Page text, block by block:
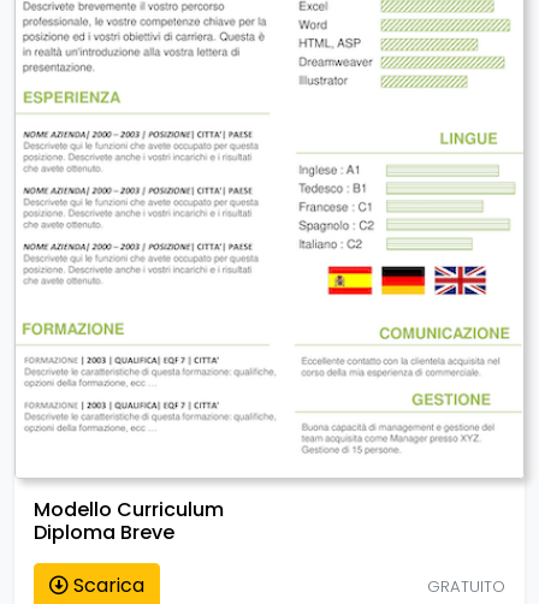
Modello Curriculum
Diploma Breve
Scarica
GRATUITO